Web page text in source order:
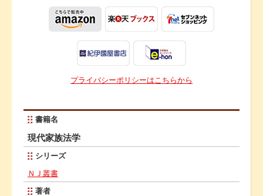
プライバシーポリシーはこちらから
書籍名
現代家族法学
シリーズ
ＮＪ叢書
著者